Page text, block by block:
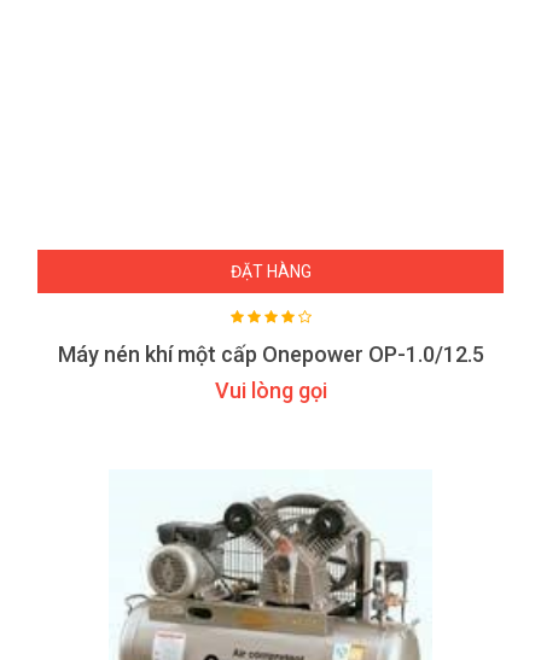
ĐẶT HÀNG
Máy nén khí một cấp Onepower OP-1.0/12.5
Vui lòng gọi